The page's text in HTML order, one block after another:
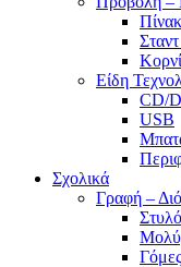
Είδη
CD/
USB
Σχολικά
Γραφή –
Στυλό
Γόμες